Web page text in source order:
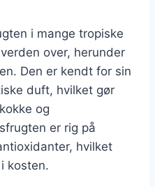
i mange tropiske
over, herunder
Den er kendt for sin
duft, hvilket gør
og
er rig på
hvilket
kosten.